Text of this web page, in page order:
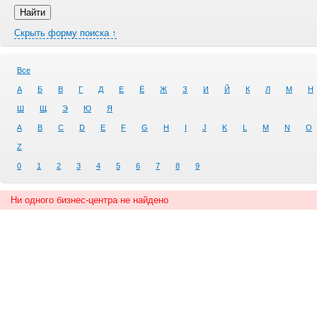
Скрыть форму поиска ↑
Все
А Б В Г Д Е Ё Ж З И Й К Л М Н
Ш Щ Э Ю Я
A B C D E F G H I J K L M N O
Z
0 1 2 3 4 5 6 7 8 9
Ни одного бизнес-центра не найдено